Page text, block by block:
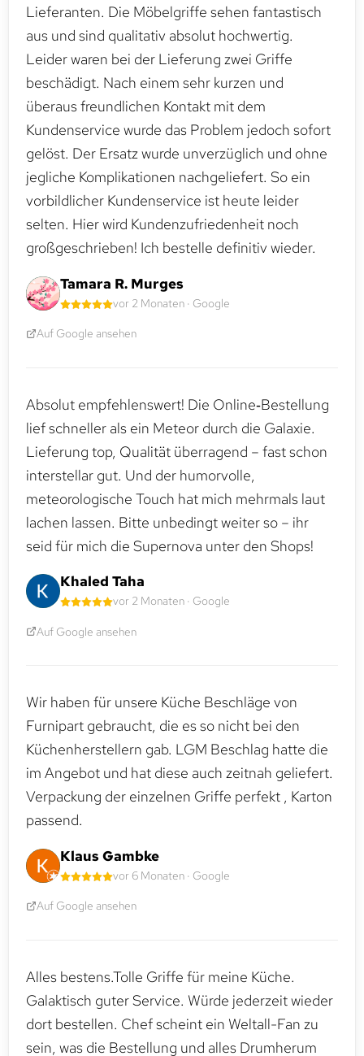
Lieferanten. Die Möbelgriffe sehen fantastisch
aus und sind qualitativ absolut hochwertig.
Leider waren bei der Lieferung zwei Griffe
beschädigt. Nach einem sehr kurzen und
überaus freundlichen Kontakt mit dem
Kundenservice wurde das Problem jedoch sofort
gelöst. Der Ersatz wurde unverzüglich und ohne
jegliche Komplikationen nachgeliefert. So ein
vorbildlicher Kundenservice ist heute leider
selten. Hier wird Kundenzufriedenheit noch
großgeschrieben! Ich bestelle definitiv wieder.
Tamara R. Murges
vor 2 Monaten · Google
Auf Google ansehen
Absolut empfehlenswert! Die Online‑Bestellung
lief schneller als ein Meteor durch die Galaxie.
Lieferung top, Qualität überragend – fast schon
interstellar gut. Und der humorvolle,
meteorologische Touch hat mich mehrmals laut
lachen lassen. Bitte unbedingt weiter so – ihr
seid für mich die Supernova unter den Shops!
Khaled Taha
vor 2 Monaten · Google
Auf Google ansehen
Wir haben für unsere Küche Beschläge von
Furnipart gebraucht, die es so nicht bei den
Küchenherstellern gab. LGM Beschlag hatte die
im Angebot und hat diese auch zeitnah geliefert.
Verpackung der einzelnen Griffe perfekt , Karton
passend.
Klaus Gambke
vor 6 Monaten · Google
Auf Google ansehen
Alles bestens.Tolle Griffe für meine Küche.
Galaktisch guter Service. Würde jederzeit wieder
dort bestellen. Chef scheint ein Weltall-Fan zu
sein, was die Bestellung und alles Drumherum